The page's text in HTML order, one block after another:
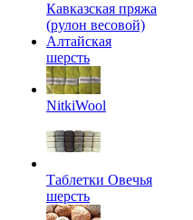
Кавказская пряжа
(рулон весовой)
Алтайская
шерсть
NitkiWool
Таблетки Овечья
шерсть